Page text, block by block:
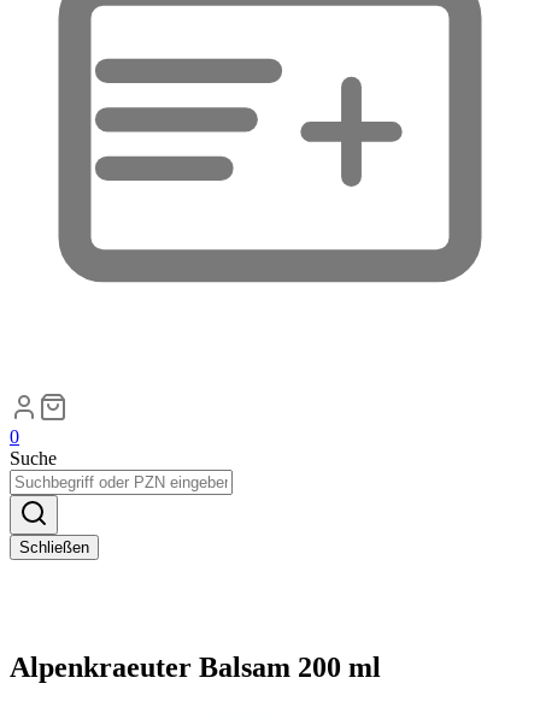
0
Suche
Schließen
Alpenkraeuter Balsam 200 ml